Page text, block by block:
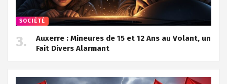
SOCIÉTÉ
Auxerre : Mineures de 15 et 12 Ans au Volant, un
Fait Divers Alarmant